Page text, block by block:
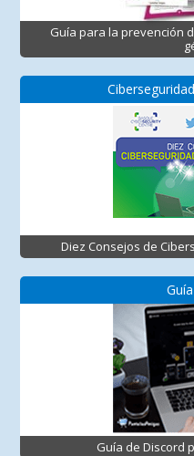
Guía para la prevención
Diez Consejos de
Guía de Discord